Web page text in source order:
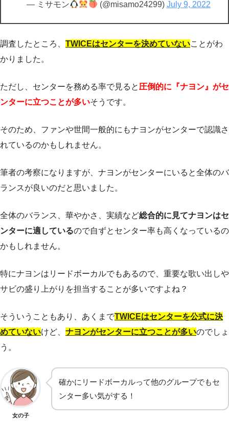
— ミサモン (@misamo24299) July 9, 2022
調査したところ、 TWICEはセンターを決めていないことがわ
かりました。
ただし、センターを務める率で見ると 圧倒的に『ナヨン』がセ
ンターに立つことが多いそうです。
そのため、ファンや世間一般的にもナヨンがセンターで認識さ
れているのかもしれません。
筆者の考察になりますが、ナヨンがセンターにいると全体のバ
ランスが良いのだと思いました。
全体のバランス、華やかさ、実績など総合的に見てナヨンはセ
ンターに適しているので自ずとセンター率も高くなっているの
かもしれません。
特にナヨンはリードボーカルでもあるので、重要な歌い出しや
サビの盛り上がりを担当することが多いですよね？
そういうこともあり、あくまでTWICEはセンターを公式に決
めていないけど、 ナヨンがセンターに立つことが多いのでしょ
う。
女の子
確かにリードボーカルって他のグループでもセ
ンター多い気がする！